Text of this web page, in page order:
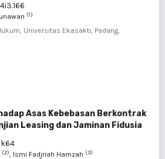
(1)
Universitas Ekasakti, Padang,
Asas Kebebasan Berkontrak
Leasing dan Jaminan Fidusia
(2), Ismi Fadjriah Hamzah (3)